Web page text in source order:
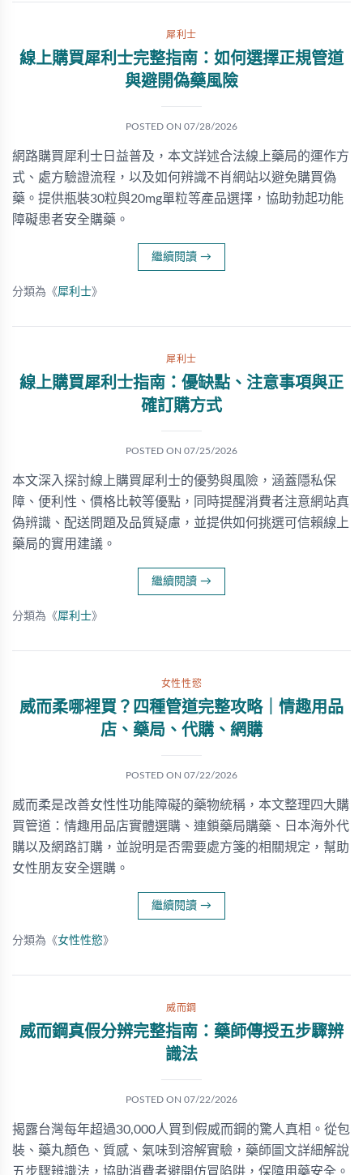
犀利士
線上購買犀利士完整指南：如何選擇正規管道
與避開偽藥風險
POSTED ON 07/28/2026
網路購買犀利士日益普及，本文詳述合法線上藥局的運作方
式、處方驗證流程，以及如何辨識不肖網站以避免購買偽
藥。提供瓶裝30粒與20mg單粒等產品選擇，協助勃起功能
障礙患者安全購藥。
繼續閱讀 →
分類為《犀利士》
犀利士
線上購買犀利士指南：優缺點、注意事項與正
確訂購方式
POSTED ON 07/25/2026
本文深入探討線上購買犀利士的優勢與風險，涵蓋隱私保
障、便利性、價格比較等優點，同時提醒消費者注意網站真
偽辨識、配送問題及品質疑慮，並提供如何挑選可信賴線上
藥局的實用建議。
繼續閱讀 →
分類為《犀利士》
女性性慾
威而柔哪裡買？四種管道完整攻略｜情趣用品
店、藥局、代購、網購
POSTED ON 07/22/2026
威而柔是改善女性性功能障礙的藥物統稱，本文整理四大購
買管道：情趣用品店實體選購、連鎖藥局購藥、日本海外代
購以及網路訂購，並說明是否需要處方箋的相關規定，幫助
女性朋友安全選購。
繼續閱讀 →
分類為《女性性慾》
威而鋼
威而鋼真假分辨完整指南：藥師傳授五步驟辨
識法
POSTED ON 07/22/2026
揭露台灣每年超過30,000人買到假威而鋼的驚人真相。從包
裝、藥丸顏色、質感、氣味到溶解實驗，藥師圖文詳細解說
五步驟辨識法，協助消費者避開仿冒陷阱，保障用藥安全。